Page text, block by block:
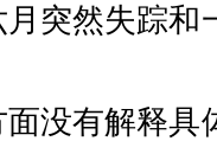
突然失踪和
没有解释具